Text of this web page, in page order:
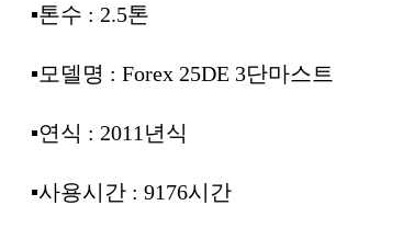
▪︎톤수 : 2.5톤
▪︎모델명 : Forex 25DE 3단마스트
▪︎연식 : 2011년식
▪︎사용시간 : 9176시간